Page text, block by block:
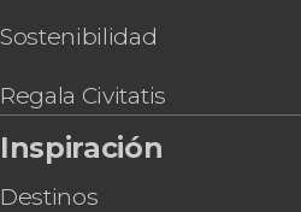
Sostenibilidad
Regala Civitatis
Inspiración
Destinos